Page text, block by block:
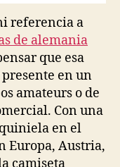
referencia a
de alemania
que esa
en un
amateurs o de
Con una
en el
Europa, Austria,
camiseta